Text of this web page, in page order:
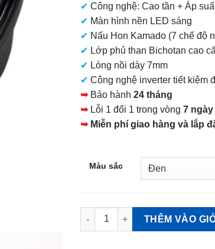
✔ Công nghệ: Cao tần + Áp
✔ Màn hình nền LED sáng
✔ Nấu Hon Kamado (7 chế độ
✔ Lớp phủ than Bichotan cao
✔ Lòng nồi dày 7mm
✔ Công nghệ inverter tiết kiệm
➥Bảo hành 24 tháng
➥Lỗi 1 đổi 1 trong vòng 7 ngày
➥ Miễn phí giao hàng và lắp
Màu sắc
Nồi cơm Toshiba RC-10VXV
THÊM VÀO